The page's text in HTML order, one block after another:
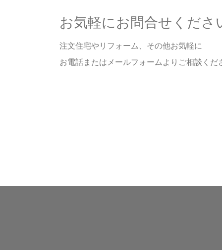
お気軽にお問合せくださ
注文住宅やリフォーム、その他お気軽に
お電話またはメールフォームよりご相談くだ